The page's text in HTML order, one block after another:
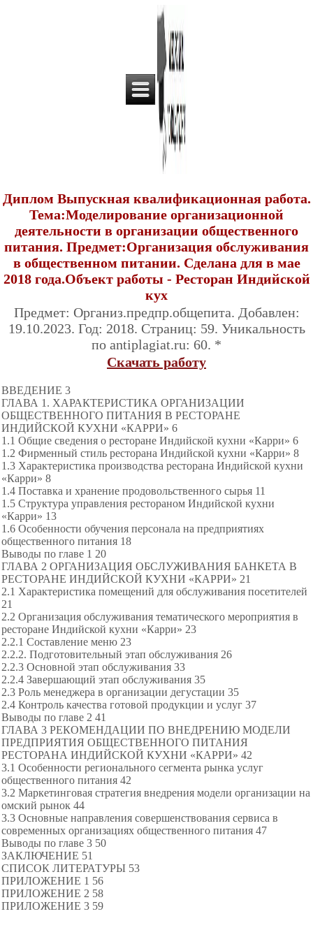
Диплом Выпускная квалификационная работа.
Тема:Моделирование организационной
деятельности в организации общественного
питания. Предмет:Организация обслуживания
в общественном питании. Сделана для в мае
2018 года.Объект работы - Ресторан Индийской
кух
Предмет: Организ.предпр.общепита. Добавлен:
19.10.2023. Год: 2018. Страниц: 59. Уникальность
по antiplagiat.ru: 60. *
Скачать работу
ВВЕДЕНИЕ 3
ГЛАВА 1. ХАРАКТЕРИСТИКА ОРГАНИЗАЦИИ
ОБЩЕСТВЕННОГО ПИТАНИЯ В РЕСТОРАНЕ
ИНДИЙСКОЙ КУХНИ «КАРРИ» 6
1.1 Общие сведения о ресторане Индийской кухни «Карри» 6
1.2 Фирменный стиль ресторана Индийской кухни «Карри» 8
1.3 Характеристика производства ресторана Индийской кухни
«Карри» 8
1.4 Поставка и хранение продовольственного сырья 11
1.5 Структура управления рестораном Индийской кухни
«Карри» 13
1.6 Особенности обучения персонала на предприятиях
общественного питания 18
Выводы по главе 1 20
ГЛАВА 2 ОРГАНИЗАЦИЯ ОБСЛУЖИВАНИЯ БАНКЕТА В
РЕСТОРАНЕ ИНДИЙСКОЙ КУХНИ «КАРРИ» 21
2.1 Характеристика помещений для обслуживания посетителей
21
2.2 Организация обслуживания тематического мероприятия в
ресторане Индийской кухни «Карри» 23
2.2.1 Составление меню 23
2.2.2. Подготовительный этап обслуживания 26
2.2.3 Основной этап обслуживания 33
2.2.4 Завершающий этап обслуживания 35
2.3 Роль менеджера в организации дегустации 35
2.4 Контроль качества готовой продукции и услуг 37
Выводы по главе 2 41
ГЛАВА 3 РЕКОМЕНДАЦИИ ПО ВНЕДРЕНИЮ МОДЕЛИ
ПРЕДПРИЯТИЯ ОБЩЕСТВЕННОГО ПИТАНИЯ
РЕСТОРАНА ИНДИЙСКОЙ КУХНИ «КАРРИ» 42
3.1 Особенности регионального сегмента рынка услуг
общественного питания 42
3.2 Маркетинговая стратегия внедрения модели организации на
омский рынок 44
3.3 Основные направления совершенствования сервиса в
современных организациях общественного питания 47
Выводы по главе 3 50
ЗАКЛЮЧЕНИЕ 51
СПИСОК ЛИТЕРАТУРЫ 53
ПРИЛОЖЕНИЕ 1 56
ПРИЛОЖЕНИЕ 2 58
ПРИЛОЖЕНИЕ 3 59